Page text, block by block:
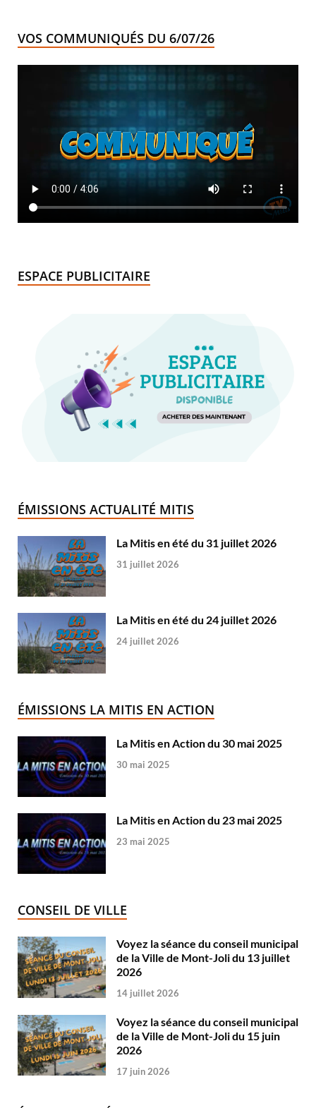
VOS COMMUNIQUÉS DU 6/07/26
ESPACE PUBLICITAIRE
ÉMISSIONS ACTUALITÉ MITIS
La Mitis en été du 31 juillet 2026
31 juillet 2026
La Mitis en été du 24 juillet 2026
24 juillet 2026
ÉMISSIONS LA MITIS EN ACTION
La Mitis en Action du 30 mai 2025
30 mai 2025
La Mitis en Action du 23 mai 2025
23 mai 2025
CONSEIL DE VILLE
Voyez la séance du conseil municipal
de la Ville de Mont-Joli du 13 juillet
2026
14 juillet 2026
Voyez la séance du conseil municipal
de la Ville de Mont-Joli du 15 juin
2026
17 juin 2026